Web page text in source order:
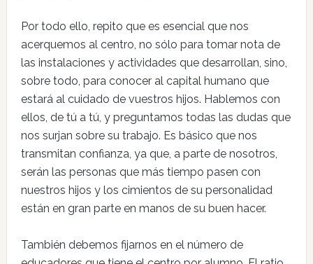
Por todo ello, repito que es esencial que nos
acerquemos al centro, no sólo para tomar nota de
las instalaciones y actividades que desarrollan, sino,
sobre todo, para conocer al capital humano que
estará al cuidado de vuestros hijos. Hablemos con
ellos, de tú a tú, y preguntamos todas las dudas que
nos surjan sobre su trabajo. Es básico que nos
transmitan confianza, ya que, a parte de nosotros,
serán las personas que más tiempo pasen con
nuestros hijos y los cimientos de su personalidad
están en gran parte en manos de su buen hacer.
También debemos fijarnos en el número de